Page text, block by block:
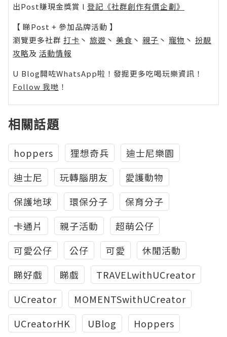
出Post賺現金獎賞 l 登記《社群創作有價企劃》
【 睇Post + 參加品牌活動 】
瀏覽更多社群 打卡 丶 旅遊 丶 美食 丶 親子 丶 寵物 丶 扮靚
攻略及 活動情報
U Blog開咗WhatsApp啦！發掘更多吃喝玩樂資訊！
Follow 我哋 ！
相關話題
hoppers 狸想奇兵
迪士尼樂園
迪士尼
玩轉腦朋友
愛護動物
保護地球
環保分子
保育分子
卡通片
親子活動
超萌公仔
可愛公仔
公仔 可愛
休閒活動
睇好戲
睇戲
TRAVELwithUCreator
UCreator
MOMENTSwithUCreator
UCreatorHK
UBlog Hoppers